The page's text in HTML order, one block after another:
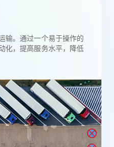
输。通过一个易于操作的
化，提高服务水平，降低